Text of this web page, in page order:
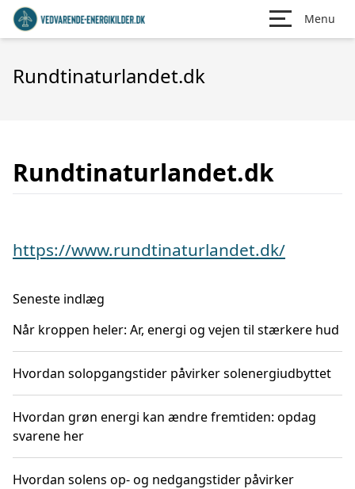
Menu
Rundtinaturlandet.dk
Rundtinaturlandet.dk
https://www.rundtinaturlandet.dk/
Seneste indlæg
Når kroppen heler: Ar, energi og vejen til stærkere hud
Hvordan solopgangstider påvirker solenergiudbyttet
Hvordan grøn energi kan ændre fremtiden: opdag
svarene her
Hvordan solens op- og nedgangstider påvirker